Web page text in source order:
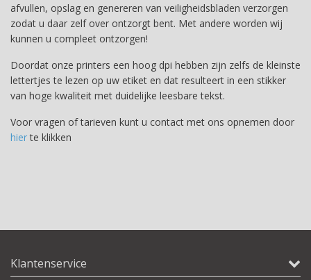
afvullen, opslag en genereren van veiligheidsbladen verzorgen
zodat u daar zelf over ontzorgt bent. Met andere worden wij
kunnen u compleet ontzorgen!
Doordat onze printers een hoog dpi hebben zijn zelfs de kleinste
lettertjes te lezen op uw etiket en dat resulteert in een stikker
van hoge kwaliteit met duidelijke leesbare tekst.
Voor vragen of tarieven kunt u contact met ons opnemen door
hierte klikken
Klantenservice